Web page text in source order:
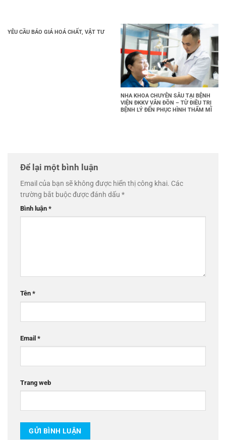
YÊU CẦU BÁO GIÁ HOÁ CHẤT, VẬT TƯ
NHA KHOA CHUYÊN SÂU TẠI BỆNH
VIỆN ĐKKV VÂN ĐỒN – TỪ ĐIỀU TRỊ
BỆNH LÝ ĐẾN PHỤC HÌNH THẨM MĨ
Để lại một bình luận
Email của bạn sẽ không được hiển thị công khai. Các
trường bắt buộc được đánh dấu *
Bình luận *
Tên *
Email *
Trang web